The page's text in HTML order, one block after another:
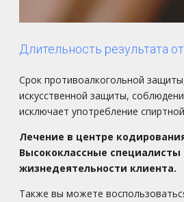
Длительность результата
Срок противоалкогольной
искусственной защиты,
исключает употребление
Лечение в центре
Высококлассные
жизнедеятельности клиента.
Также вы можете